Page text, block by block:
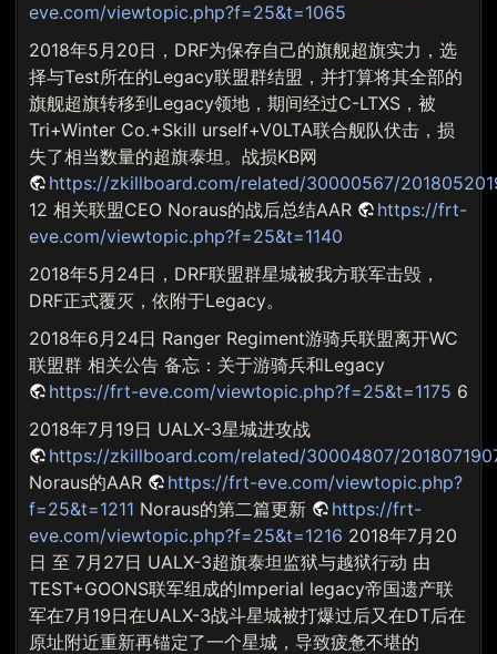
eve.com/viewtopic.php?f=25&t=1065
2018年5月20日，DRF为保存自己的旗舰超旗实力，选
择与Test所在的Legacy联盟群结盟，并打算将其全部的
旗舰超旗转移到Legacy领地，期间经过C-LTXS，被
Tri+Winter Co.+Skill urself+V0LTA联合舰队伏击，损
失了相当数量的超旗泰坦。战损KB网
https://zkillboard.com/related/30000567/
12 相关联盟CEO Noraus的战后总结AAR
https://frt-
eve.com/viewtopic.php?f=25&t=1140
2018年5月24日，DRF联盟群星城被我方联军击毁，
DRF正式覆灭，依附于Legacy。
2018年6月24日 Ranger Regiment游骑兵联盟离开WC
联盟群 相关公告 备忘：关于游骑兵和Legacy
https://frt-eve.com/viewtopic.php?f=25&t=1175 6
2018年7月19日 UALX-3星城进攻战
https://zkillboard.com/related/30004807/
Noraus的AAR
https://frt-eve.com/viewtopic.php?
f=25&t=1211 Noraus的第二篇更新
https://frt-
eve.com/viewtopic.php?f=25&t=1216 2018年7月20
日 至 7月27日 UALX-3超旗泰坦监狱与越狱行动 由
TEST+GOONS联军组成的Imperial legacy帝国遗产联
军在7月19日在UALX-3战斗星城被打爆过后又在DT后在
原址附近重新再锚定了一个星城，导致疲惫不堪的